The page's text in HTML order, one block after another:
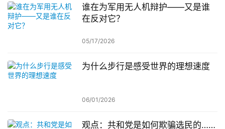
谁在为军用无人机辩护——又是谁
在反对它？
05/17/2026
为什么步行是感受世界的理想速度
06/01/2026
观点：共和党是如何欺骗选民的……